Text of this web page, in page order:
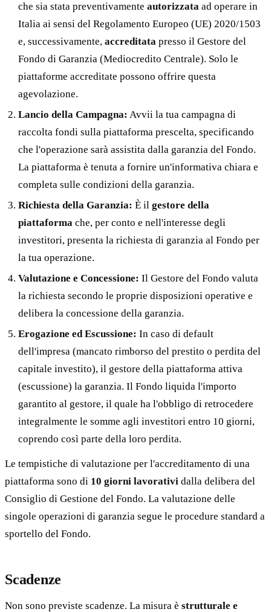
che sia stata preventivamenteautorizzata ad operare in
Italia ai sensi del Regolamento Europeo (UE) 2020/1503
e, successivamente,accreditata presso il Gestore del
Fondo di Garanzia (Mediocredito Centrale). Solo le
piattaforme accreditate possono offrire questa
agevolazione.
Lancio della Campagna: Avvii la tua campagna di
raccolta fondi sulla piattaforma prescelta, specificando
che l'operazione sarà assistita dalla garanzia del Fondo.
La piattaforma è tenuta a fornire un'informativa chiara e
completa sulle condizioni della garanzia.
Richiesta della Garanzia: È ilgestore della
piattaforma che, per conto e nell'interesse degli
investitori, presenta la richiesta di garanzia al Fondo per
la tua operazione.
Valutazione e Concessione: Il Gestore del Fondo valuta
la richiesta secondo le proprie disposizioni operative e
delibera la concessione della garanzia.
Erogazione ed Escussione: In caso di default
dell'impresa (mancato rimborso del prestito o perdita del
capitale investito), il gestore della piattaforma attiva
(escussione) la garanzia. Il Fondo liquida l'importo
garantito al gestore, il quale ha l'obbligo di retrocedere
integralmente le somme agli investitori entro 10 giorni,
coprendo così parte della loro perdita.
Le tempistiche di valutazione per l'accreditamento di una
piattaforma sono di 10 giorni lavorativi dalla delibera del
Consiglio di Gestione del Fondo. La valutazione delle
singole operazioni di garanzia segue le procedure standard a
sportello del Fondo.
Scadenze
Non sono previste scadenze. La misura è strutturale e